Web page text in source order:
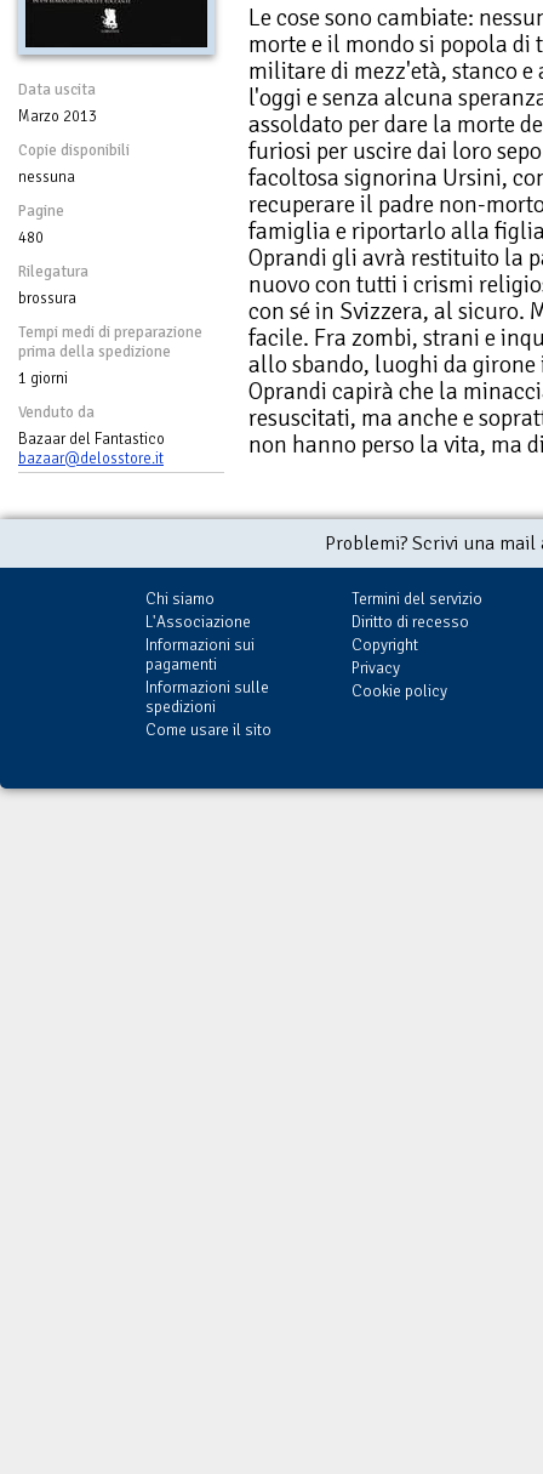
Data uscita
Marzo 2013
Copie disponibili
nessuna
Pagine
480
Rilegatura
brossura
Tempi medi di preparazione
prima della spedizione
1 giorni
Venduto da
Bazaar del Fantastico
bazaar@delosstore.it
Le cose sono cambiate:
morte e il mondo si popola
militare di mezz'età, stanco
l'oggi e senza alcuna
assoldato per dare la morte
furiosi per uscire dai loro
facoltosa signorina Ursini,
recuperare il padre non-
famiglia e riportarlo alla
Oprandi gli avrà restituito la
nuovo con tutti i crismi
con sé in Svizzera, al sicuro.
facile. Fra zombi, strani e
allo sbando, luoghi da
Oprandi capirà che la
resuscitati, ma anche e
non hanno perso la vita, ma
Problemi? Scrivi una
Chi siamo
L'Associazione
Informazioni sui
pagamenti
Informazioni sulle
spedizioni
Come usare il sito
Termini del servizio
Diritto di recesso
Copyright
Privacy
Cookie policy